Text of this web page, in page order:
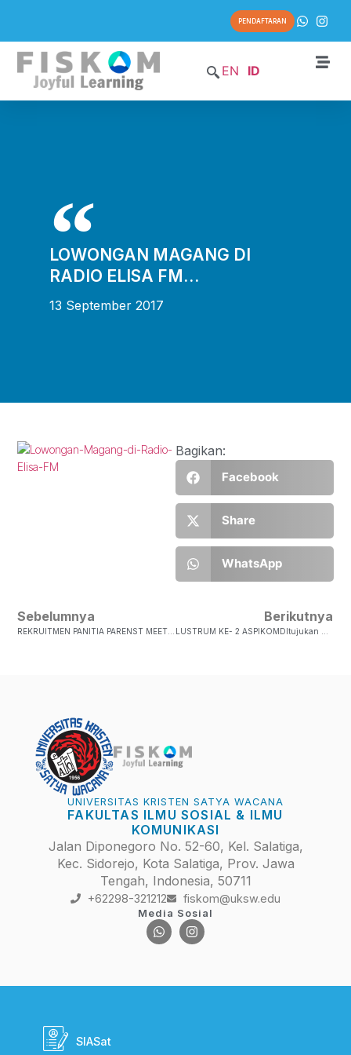
PENDAFTARAN
EN ID
LOWONGAN MAGANG DI
RADIO ELISA FM…
13 September 2017
Bagikan:
Facebook
Share
WhatsApp
Sebelumnya Berikutnya
UNIVERSITAS KRISTEN SATYA WACANA
FAKULTAS ILMU SOSIAL & ILMU
KOMUNIKASI
Jalan Diponegoro No. 52-60, Kel. Salatiga,
Kec. Sidorejo, Kota Salatiga, Prov. Jawa
Tengah, Indonesia, 50711
+62298-321212 fiskom@uksw.edu
Media Sosial
SIASat